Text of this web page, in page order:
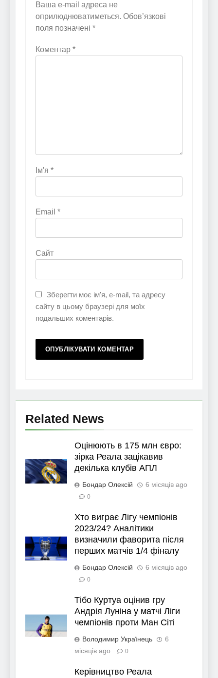
Ваша e-mail адреса не
оприлюднюватиметься. Обов’язкові
поля позначені *
Коментар *
Ім'я *
Email *
Сайт
Зберегти моє ім'я, e-mail, та адресу
сайту в цьому браузері для моїх
подальших коментарів.
Related News
Оцінюють в 175 млн євро:
зірка Реала зацікавив
декілька клубів АПЛ
Бондар Олексій 6 місяців ago
0
Хто виграє Лігу чемпіонів
2023/24? Аналітики
визначили фаворита після
перших матчів 1/4 фіналу
Бондар Олексій 6 місяців ago
0
Тібо Куртуа оцінив гру
Андрія Луніна у матчі Ліги
чемпіонів проти Ман Сіті
Володимир Українець
6
місяців ago
0
Керівництво Реала